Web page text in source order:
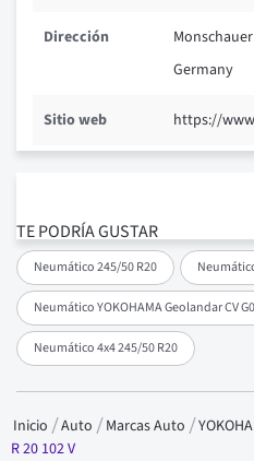
TE PODRÍA GUSTAR
Neumático 245/50 R20
Neumático YOKOHAMA Geolandar CV
Neumático 4x4 245/50 R20
Dirección
Germany
Sitio web https://
Inicio Auto Marcas Auto
R 20 102 V